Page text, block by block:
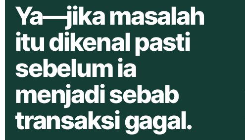
Ya—jika masalah
itu dikenal pasti
sebelum ia
menjadi sebab
transaksi gagal.